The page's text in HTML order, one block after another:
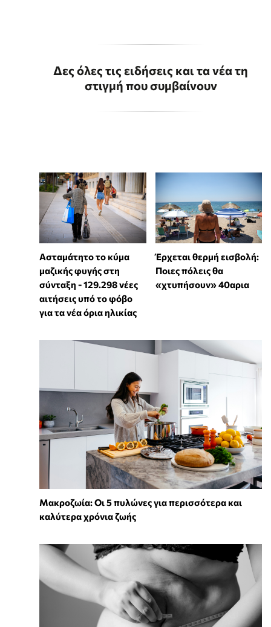
Δες όλες τις ειδήσεις και τα νέα τη
στιγμή που συμβαίνουν
Ασταμάτητο το κύμα
μαζικής φυγής στη
σύνταξη - 129.298 νέες
αιτήσεις υπό το φόβο
για τα νέα όρια ηλικίας
Έρχεται θερμή εισβολή:
Ποιες πόλεις θα
«χτυπήσουν» 40αρια
Mακροζωία: Οι 5 πυλώνες για περισσότερα και
καλύτερα χρόνια ζωής